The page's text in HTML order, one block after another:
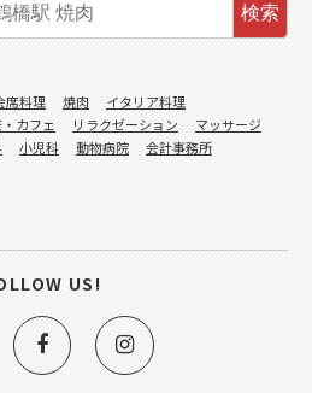
検索
席料理 焼肉
イタリア料理
カフェ リラクゼーション
マッサージ
小児科 動物病院
会計事務所
US!